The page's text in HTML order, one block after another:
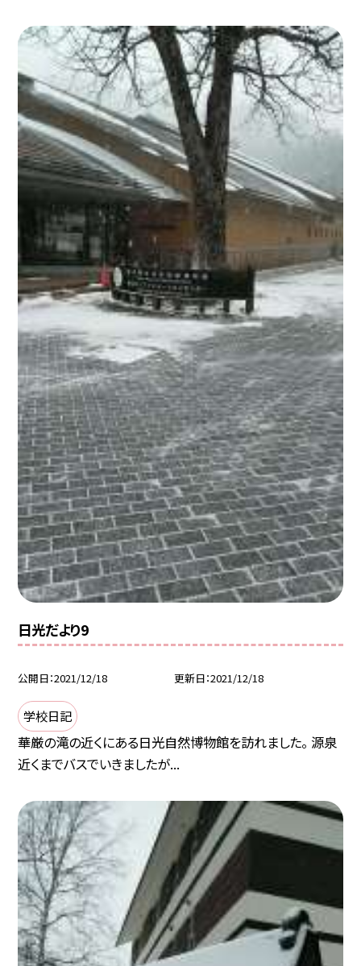
日光だより9
公開日 2021/12/18 更新日 2021/12/18
学校日記
華厳の滝の近くにある日光自然博物館を訪れました。 源泉
近くまでバスでいきましたが...